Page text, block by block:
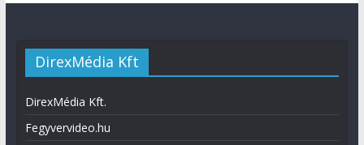
DirexMédia Kft
DirexMédia Kft.
Fegyvervideo.hu